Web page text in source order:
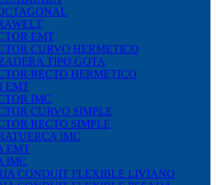
EMT
CURVO HERMETICO
TIPO GOTA
RECTO HERMETICO
EMT
IMC
CURVO SIMPLE
RECTO SIMPLE
IMC
EMT
IMC
CONDUIT FLEXIBLE LIVIANO